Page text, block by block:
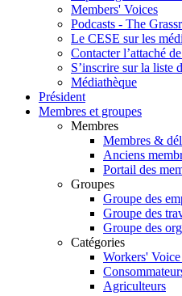
Members' Voices
Podcasts - The
Le CESE sur les
Contacter l’attaché
S’inscrire sur la liste
Médiathèque
Président
Membres et groupes
Membres
Membres &
Anciens
Portail des
Groupes
Groupe des
Groupe des
Groupe des
Catégories
Workers'
Agriculteurs